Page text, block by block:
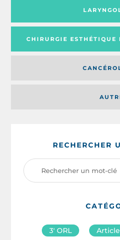
CHIRURGIE ESTHÉTIQUE
RECHERCHER
3′ ORL